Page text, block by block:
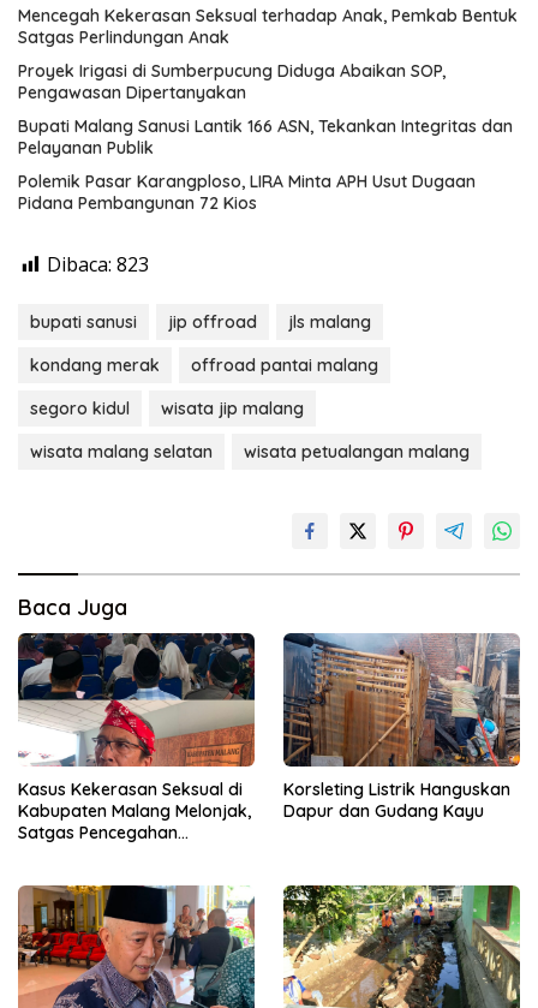
Mencegah Kekerasan Seksual terhadap Anak, Pemkab Bentuk
Satgas Perlindungan Anak
Proyek Irigasi di Sumberpucung Diduga Abaikan SOP,
Pengawasan Dipertanyakan
Bupati Malang Sanusi Lantik 166 ASN, Tekankan Integritas dan
Pelayanan Publik
Polemik Pasar Karangploso, LIRA Minta APH Usut Dugaan
Pidana Pembangunan 72 Kios
Dibaca: 823
bupati sanusi jip offroad
jls malang
kondang merak
offroad pantai malang
segoro kidul
wisata jip malang
wisata malang selatan
wisata petualangan malang
Baca Juga
Kasus Kekerasan Seksual di
Kabupaten Malang Melonjak,
Satgas Pencegahan
Korsleting Listrik Hanguskan
Dapur dan Gudang Kayu